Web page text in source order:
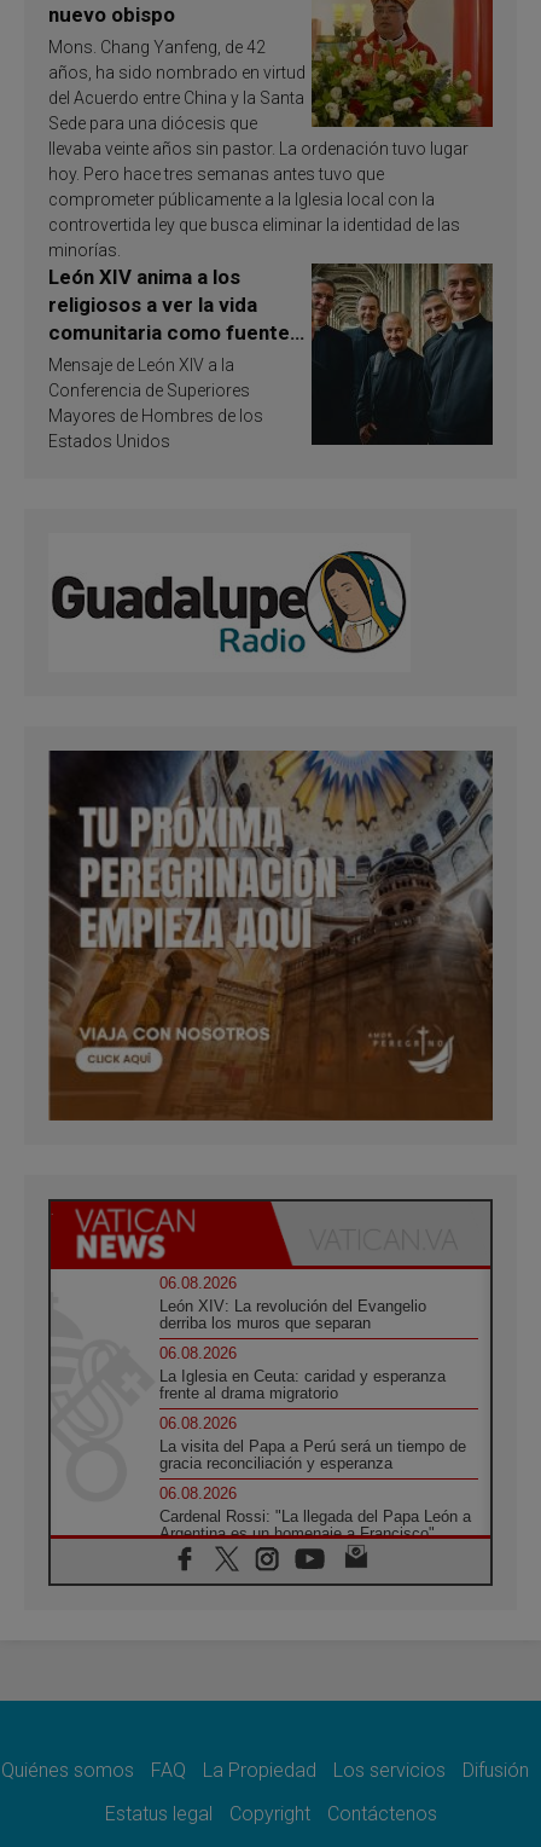
nuevo obispo
Mons. Chang Yanfeng, de 42
años, ha sido nombrado en virtud
del Acuerdo entre China y la Santa
Sede para una diócesis que
llevaba veinte años sin pastor. La ordenación tuvo lugar
hoy. Pero hace tres semanas antes tuvo que
comprometer públicamente a la Iglesia local con la
controvertida ley que busca eliminar la identidad de las
minorías.
León XIV anima a los
religiosos a ver la vida
comunitaria como fuente
de inspiración y
santificación
Mensaje de León XIV a la
Conferencia de Superiores
Mayores de Hombres de los
Estados Unidos
06.08.2026
León XIV: La revolución del Evangelio
derriba los muros que separan
06.08.2026
La Iglesia en Ceuta: caridad y esperanza
frente al drama migratorio
06.08.2026
La visita del Papa a Perú será un tiempo de
gracia reconciliación y esperanza
06.08.2026
Cardenal Rossi: "La llegada del Papa León a
Argentina es un homenaje a Francisco"
06.08.2026
En Asís, León XIV invita a los jóvenes a
05.08.2026
05.08.2026
sabiduría para afrontar los urgentes desafíos
Quiénes somos FAQ La Propiedad Los servicios
Difusión
Estatus legal
Copyright Contáctenos